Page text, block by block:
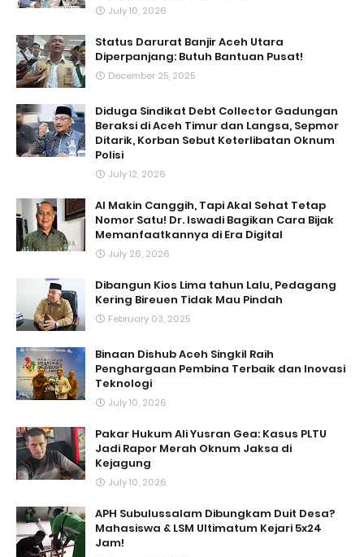
July 10, 2026
Status Darurat Banjir Aceh Utara
Diperpanjang: Butuh Bantuan Pusat!
December 25, 2025
Diduga Sindikat Debt Collector Gadungan
Beraksi di Aceh Timur dan Langsa, Sepmor
Ditarik, Korban Sebut Keterlibatan Oknum
Polisi
July 12, 2026
AI Makin Canggih, Tapi Akal Sehat Tetap
Nomor Satu! Dr. Iswadi Bagikan Cara Bijak
Memanfaatkannya di Era Digital
July 26, 2026
Dibangun Kios Lima tahun Lalu, Pedagang
Kering Bireuen Tidak Mau Pindah
February 03, 2025
Binaan Dishub Aceh Singkil Raih
Penghargaan Pembina Terbaik dan Inovasi
Teknologi
July 10, 2026
Pakar Hukum Ali Yusran Gea: Kasus PLTU
Jadi Rapor Merah Oknum Jaksa di
Kejagung
July 10, 2026
APH Subulussalam Dibungkam Duit Desa?
Mahasiswa & LSM Ultimatum Kejari 5x24
Jam!